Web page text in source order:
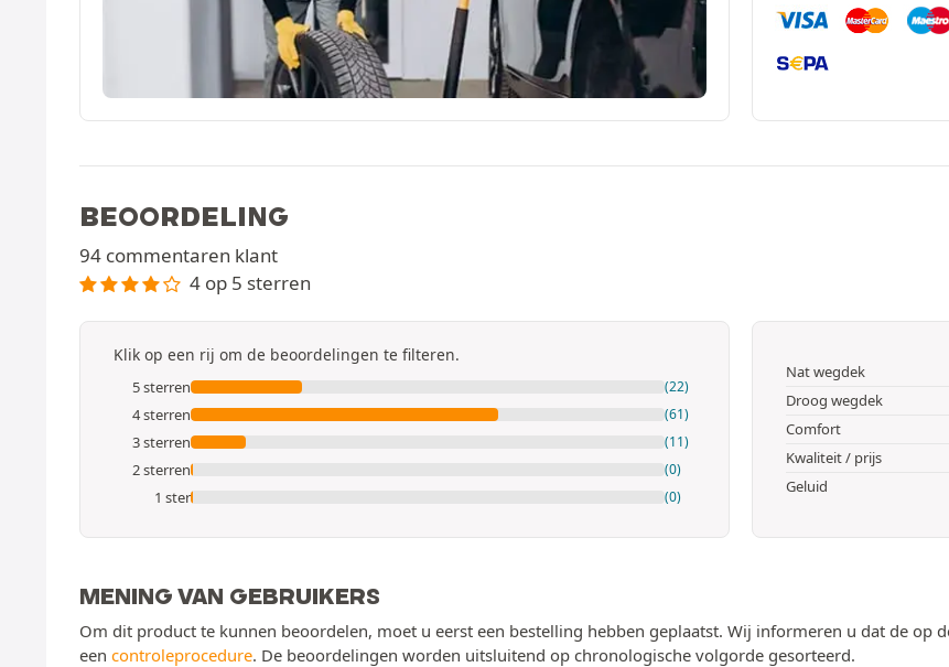
BEOORDELING
94 commentaren klant
4 op 5 sterren
Klik op een rij om de beoordelingen te filteren.
5 sterren (22)
4 sterren (61)
3 sterren (11)
2 sterren (0)
1 ster (0)
Nat wegdek
Droog wegdek
Comfort
Kwaliteit / prijs
Geluid
MENING VAN GEBRUIKERS
Om dit product te kunnen beoordelen, moet u eerst een bestelling hebben geplaatst. Wij informeren u dat de op
een controleprocedure. De beoordelingen worden uitsluitend op chronologische volgorde gesorteerd.